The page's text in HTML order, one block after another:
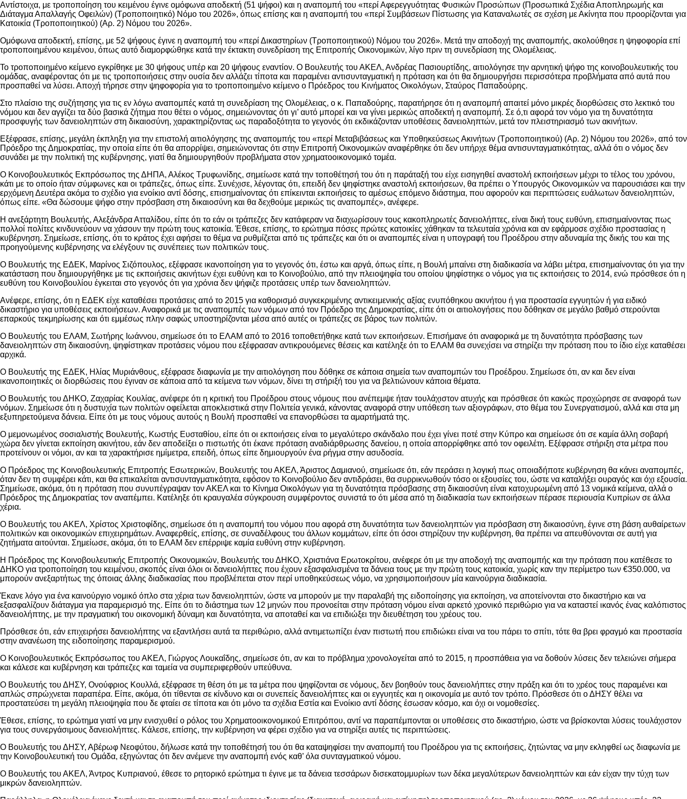
Αντίστοιχα, με τροποποίηση του κειμένου έγινε ομόφωνα αποδεκτή (51 ψήφοι) και η αναπομπή του «περί Αφερεγγυότητας Φυσικών Προσώπων (Προσωπικά Σχέδια Αποπληρωμής και
Διάταγμα Απαλλαγής Οφειλών) (Τροποποιητικό) Νόμο του 2026», όπως επίσης και η αναπομπή του «περί Συμβάσεων Πίστωσης για Καταναλωτές σε σχέση με Ακίνητα που προορίζονται για
Κατοικία (Τροποποιητικού) (Αρ. 2) Νόμου του 2026».
Ομόφωνα αποδεκτή, επίσης, με 52 ψήφους έγινε η αναπομπή του «περί Δικαστηρίων (Τροποποιητικού) Νόμου του 2026». Μετά την αποδοχή της αναπομπής, ακολούθησε η ψηφοφορία επί
τροποποιημένου κειμένου, όπως αυτό διαμορφώθηκε κατά την έκτακτη συνεδρίαση της Επιτροπής Οικονομικών, λίγο πριν τη συνεδρίαση της Ολομέλειας.
Το τροποποιημένο κείμενο εγκρίθηκε με 30 ψήφους υπέρ και 20 ψήφους εναντίον. Ο Βουλευτής του ΑΚΕΛ, Ανδρέας Πασιουρτίδης, αιτιολόγησε την αρνητική ψήφο της κοινοβουλευτικής του
ομάδας, αναφέροντας ότι με τις τροποποιήσεις στην ουσία δεν αλλάζει τίποτα και παραμένει αντισυνταγματική η πρόταση και ότι θα δημιουργήσει περισσότερα προβλήματα από αυτά που
προσπαθεί να λύσει. Αποχή τήρησε στην ψηφοφορία για το τροποποιημένο κείμενο ο Πρόεδρος του Κινήματος Οικολόγων, Σταύρος Παπαδούρης.
Στο πλαίσιο της συζήτησης για τις εν λόγω αναπομπές κατά τη συνεδρίαση της Ολομέλειας, ο κ. Παπαδούρης, παρατήρησε ότι η αναπομπή απαιτεί μόνο μικρές διορθώσεις στο λεκτικό του
νόμου και δεν αγγίζει τα δύο βασικά ζήτημα που θέτει ο νόμος, σημειώνοντας ότι γι’ αυτό μπορεί και να γίνει μερικώς αποδεκτή η αναπομπή. Σε ό,τι αφορά τον νόμο για τη δυνατότητα
προσφυγής των δανειοληπτών στη δικαιοσύνη, χαρακτηρίζοντας ως παραδοξότητα το γεγονός ότι εκδικάζονταν υποθέσεις δανειοληπτών, μετά τον πλειστηριασμό των ακινήτων.
Εξέφρασε, επίσης, μεγάλη έκπληξη για την επιστολή αιτιολόγησης της αναπομπής του «περί Μεταβιβάσεως και Υποθηκεύσεως Ακινήτων (Τροποποιητικού) (Αρ. 2) Νόμου του 2026», από τον
Πρόεδρο της Δημοκρατίας, την οποία είπε ότι θα απορρίψει, σημειώνοντας ότι στην Επιτροπή Οικονομικών αναφέρθηκε ότι δεν υπήρχε θέμα αντισυνταγματικότητας, αλλά ότι ο νόμος δεν
συνάδει με την πολιτική της κυβέρνησης, γιατί θα δημιουργηθούν προβλήματα στον χρηματοοικονομικό τομέα.
Ο Κοινοβουλευτικός Εκπρόσωπος της ΔΗΠΑ, Αλέκος Τρυφωνίδης, σημείωσε κατά την τοποθέτησή του ότι η παράταξή του είχε εισηγηθεί αναστολή εκποιήσεων μέχρι το τέλος του χρόνου,
κάτι με το οποίο ήταν σύμφωνες και οι τράπεζες, όπως είπε. Συνέχισε, λέγοντας ότι, επειδή δεν ψηφίστηκε αναστολή εκποιήσεων, θα πρέπει ο Υπουργός Οικονομικών να παρουσιάσει και την
ερχόμενη Δευτέρα ακόμα το σχέδιο για ενοίκιο αντί δόσης, επισημαίνοντας ότι επίκεινται εκποιήσεις το αμέσως επόμενο διάστημα, που αφορούν και περιπτώσεις ευάλωτων δανειοληπτών,
όπως είπε. «Θα δώσουμε ψήφο στην πρόσβαση στη δικαιοσύνη και θα δεχθούμε μερικώς τις αναπομπές», ανέφερε.
Η ανεξάρτητη Βουλευτής, Αλεξάνδρα Ατταλίδου, είπε ότι το εάν οι τράπεζες δεν κατάφεραν να διαχωρίσουν τους κακοπληρωτές δανειολήπτες, είναι δική τους ευθύνη, επισημαίνοντας πως
πολλοί πολίτες κινδυνεύουν να χάσουν την πρώτη τους κατοικία. Έθεσε, επίσης, το ερώτημα πόσες πρώτες κατοικίες χάθηκαν τα τελευταία χρόνια και αν εφάρμοσε σχέδιο προστασίας η
κυβέρνηση. Σημείωσε, επίσης, ότι το κράτος έχει αφήσει το θέμα να ρυθμίζεται από τις τράπεζες και ότι οι αναπομπές είναι η υπογραφή του Προέδρου στην αδυναμία της δικής του και της
προηγούμενης κυβέρνησης να ελέγξουν τις συνέπειες των πολιτικών τους.
Ο Βουλευτής της ΕΔΕΚ, Μαρίνος Σιζόπουλος, εξέφρασε ικανοποίηση για το γεγονός ότι, έστω και αργά, όπως είπε, η Βουλή μπαίνει στη διαδικασία να λάβει μέτρα, επισημαίνοντας ότι για την
κατάσταση που δημιουργήθηκε με τις εκποιήσεις ακινήτων έχει ευθύνη και το Κοινοβούλιο, από την πλειοψηφία του οποίου ψηφίστηκε ο νόμος για τις εκποιήσεις το 2014, ενώ πρόσθεσε ότι η
ευθύνη του Κοινοβουλίου έγκειται στο γεγονός ότι για χρόνια δεν ψήφιζε προτάσεις υπέρ των δανειοληπτών.
Ανέφερε, επίσης, ότι η ΕΔΕΚ είχε καταθέσει προτάσεις από το 2015 για καθορισμό συγκεκριμένης αντικειμενικής αξίας ενυπόθηκου ακινήτου ή για προστασία εγγυητών ή για ειδικό
δικαστήριο για υποθέσεις εκποιήσεων. Αναφορικά με τις αναπομπές των νόμων από τον Πρόεδρο της Δημοκρατίας, είπε ότι οι αιτιολογήσεις που δόθηκαν σε μεγάλο βαθμό στερούνται
επαρκούς τεκμηρίωσης και ότι εμμέσως πλην σαφώς υποστηρίζονται μέσα από αυτές οι τράπεζες σε βάρος των πολιτών.
Ο Βουλευτής του ΕΛΑΜ, Σωτήρης Ιωάννου, σημείωσε ότι το ΕΛΑΜ από το 2016 τοποθετήθηκε κατά των εκποιήσεων. Επισήμανε ότι αναφορικά με τη δυνατότητα πρόσβασης των
δανειοληπτών στη δικαιοσύνη, ψηφίστηκαν προτάσεις νόμου που εξέφρασαν αντικρουόμενες θέσεις και κατέληξε ότι το ΕΛΑΜ θα συνεχίσει να στηρίζει την πρόταση που το ίδιο είχε καταθέσει
αρχικά.
Ο Βουλευτής της ΕΔΕΚ, Ηλίας Μυριάνθους, εξέφρασε διαφωνία με την αιτιολόγηση που δόθηκε σε κάποια σημεία των αναπομπών του Προέδρου. Σημείωσε ότι, αν και δεν είναι
ικανοποιητικές οι διορθώσεις που έγιναν σε κάποια από τα κείμενα των νόμων, δίνει τη στήριξή του για να βελτιώνουν κάποια θέματα.
Ο Βουλευτής του ΔΗΚΟ, Ζαχαρίας Κουλίας, ανέφερε ότι η κριτική του Προέδρου στους νόμους που ανέπεμψε ήταν τουλάχιστον ατυχής και πρόσθεσε ότι κακώς προχώρησε σε αναφορά των
νόμων. Σημείωσε ότι η δυστυχία των πολιτών οφείλεται αποκλειστικά στην Πολιτεία γενικά, κάνοντας αναφορά στην υπόθεση των αξιογράφων, στο θέμα του Συνεργατισμού, αλλά και στα μη
εξυπηρετούμενα δάνεια. Είπε ότι με τους νόμους αυτούς η Βουλή προσπαθεί να επανορθώσει τα αμαρτήματά της.
Ο μεμονωμένος σοσιαλιστής Βουλευτής, Κωστής Ευσταθίου, είπε ότι οι εκποιήσεις είναι το μεγαλύτερο σκάνδαλο που έχει γίνει ποτέ στην Κύπρο και σημείωσε ότι σε καμία άλλη σοβαρή
χώρα δεν γίνεται εκποίηση ακινήτου, εάν δεν αποδείξει ο πιστωτής ότι έκανε πρόταση αναδιάρθρωσης δανείου, η οποία απορρίφθηκε από τον οφειλέτη. Εξέφρασε στήριξη στα μέτρα που
προτείνουν οι νόμοι, αν και τα χαρακτήρισε ημίμετρα, επειδή, όπως είπε δημιουργούν ένα ρήγμα στην ασυδοσία.
Ο Πρόεδρος της Κοινοβουλευτικής Επιτροπής Εσωτερικών, Βουλευτής του ΑΚΕΛ, Άριστος Δαμιανού, σημείωσε ότι, εάν περάσει η λογική πως οποιαδήποτε κυβέρνηση θα κάνει αναπομπές,
όταν δεν τη συμφέρει κάτι, και θα επικαλείται αντισυνταγματικότητα, εφόσον το Κοινοβούλιο δεν αντιδράσει, θα συρρικνωθούν τόσο οι εξουσίες του, ώστε να καταλήξει ουραγός και όχι εξουσία.
Σημείωσε, ακόμα, ότι η πρόταση που συνυπέγραψαν τον ΑΚΕΛ και το Κίνημα Οικολόγων για τη δυνατότητα πρόσβασης στη δικαιοσύνη είναι κατοχυρωμένη από 13 νομικά κείμενα, αλλά ο
Πρόεδρος της Δημοκρατίας τον αναπέμπει. Κατέληξε ότι κραυγαλέα σύγκρουση συμφέροντος συνιστά το ότι μέσα από τη διαδικασία των εκποιήσεων πέρασε περιουσία Κυπρίων σε άλλα
χέρια.
Ο Βουλευτής του ΑΚΕΛ, Χρίστος Χριστοφίδης, σημείωσε ότι η αναπομπή του νόμου που αφορά στη δυνατότητα των δανειοληπτών για πρόσβαση στη δικαιοσύνη, έγινε στη βάση αυθαίρετων
πολιτικών και οικονομικών επιχειρημάτων. Αναφερθείς, επίσης, σε συναδέλφους του άλλων κομμάτων, είπε ότι όσοι στηρίζουν την κυβέρνηση, θα πρέπει να απευθύνονται σε αυτή για
ζητήματα αιτούνται. Σημείωσε, ακόμα, ότι το ΕΛΑΜ δεν επέρριψε καμία ευθύνη στην κυβέρνηση.
Η Πρόεδρος της Κοινοβουλευτικής Επιτροπής Οικονομικών, Βουλευτής του ΔΗΚΟ, Χριστιάνα Ερωτοκρίτου, ανέφερε ότι με την αποδοχή της αναπομπής και την πρόταση που κατέθεσε το
ΔΗΚΟ για τροποποίηση του κειμένου, σκοπός είναι όλοι οι δανειολήπτες που έχουν εξασφαλισμένα τα δάνεια τους με την πρώτη τους κατοικία, χωρίς καν την περίμετρο των €350.000, να
μπορούν ανεξαρτήτως της όποιας άλλης διαδικασίας που προβλέπεται στον περί υποθηκεύσεως νόμο, να χρησιμοποιήσουν μία καινούργια διαδικασία.
Έκανε λόγο για ένα καινούργιο νομικό όπλο στα χέρια των δανειοληπτών, ώστε να μπορούν με την παραλαβή της ειδοποίησης για εκποίηση, να αποτείνονται στο δικαστήριο και να
εξασφαλίζουν διάταγμα για παραμερισμό της. Είπε ότι το διάστημα των 12 μηνών που προνοείται στην πρόταση νόμου είναι αρκετό χρονικό περιθώριο για να καταστεί ικανός ένας καλόπιστος
δανειολήπτης, με την πραγματική του οικονομική δύναμη και δυνατότητα, να αποταθεί και να επιδιώξει την διευθέτηση του χρέους του.
Πρόσθεσε ότι, εάν επιχειρήσει δανειολήπτης να εξαντλήσει αυτά τα περιθώριο, αλλά αντιμετωπίζει έναν πιστωτή που επιδιώκει είναι να του πάρει το σπίτι, τότε θα βρει φραγμό και προστασία
στην ανανέωση της ειδοποίησης παραμερισμού.
Ο Κοινοβουλευτικός Εκπρόσωπος του ΑΚΕΛ, Γιώργος Λουκαΐδης, σημείωσε ότι, αν και το πρόβλημα χρονολογείται από το 2015, η προσπάθεια για να δοθούν λύσεις δεν τελειώνει σήμερα
και κάλεσε και κυβέρνηση και τράπεζες και ταμεία να συμπεριφερθούν υπεύθυνα.
Ο Βουλευτής του ΔΗΣΥ, Ονούφριος Κουλλά, εξέφρασε τη θέση ότι με τα μέτρα που ψηφίζονται σε νόμους, δεν βοηθούν τους δανειολήπτες στην πράξη και ότι το χρέος τους παραμένει και
απλώς σπρώχνεται παραπέρα. Είπε, ακόμα, ότι τίθενται σε κίνδυνο και οι συνεπείς δανειολήπτες και οι εγγυητές και η οικονομία με αυτό τον τρόπο. Πρόσθεσε ότι ο ΔΗΣΥ θέλει να
προστατεύσει τη μεγάλη πλειοψηφία που δε φταίει σε τίποτα και ότι μόνο τα σχέδια Εστία και Ενοίκιο αντί δόσης έσωσαν κόσμο, και όχι οι νομοθεσίες.
Έθεσε, επίσης, το ερώτημα γιατί να μην ενισχυθεί ο ρόλος του Χρηματοοικονομικού Επιτρόπου, αντί να παραπέμπονται οι υποθέσεις στο δικαστήριο, ώστε να βρίσκονται λύσεις τουλάχιστον
για τους συνεργάσιμους δανειολήπτες. Κάλεσε, επίσης, την κυβέρνηση να φέρει σχέδιο για να στηρίξει αυτές τις περιπτώσεις.
Ο Βουλευτής του ΔΗΣΥ, Αβέρωφ Νεοφύτου, δήλωσε κατά την τοποθέτησή του ότι θα καταψηφίσει την αναπομπή του Προέδρου για τις εκποιήσεις, ζητώντας να μην εκληφθεί ως διαφωνία με
την Κοινοβουλευτική του Ομάδα, εξηγώντας ότι δεν ανέμενε την αναπομπή ενός καθ’ όλα συνταγματικού νόμου.
Ο Βουλευτής του ΑΚΕΛ, Άντρος Κυπριανού, έθεσε το ρητορικό ερώτημα τι έγινε με τα δάνεια τεσσάρων δισεκατομμυρίων των δέκα μεγαλύτερων δανειοληπτών και εάν είχαν την τύχη των
μικρών δανειοληπτών.